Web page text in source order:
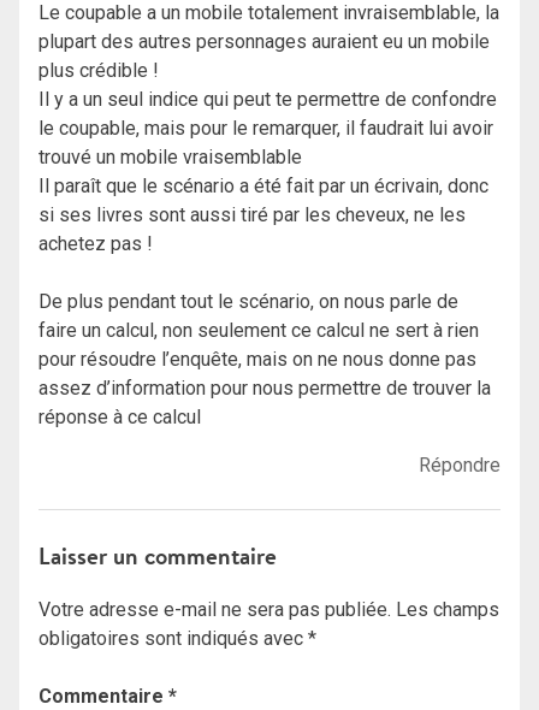
Le coupable a un mobile totalement invraisemblable, la
plupart des autres personnages auraient eu un mobile
plus crédible !
Il y a un seul indice qui peut te permettre de confondre
le coupable, mais pour le remarquer, il faudrait lui avoir
trouvé un mobile vraisemblable
Il paraît que le scénario a été fait par un écrivain, donc
si ses livres sont aussi tiré par les cheveux, ne les
achetez pas !
De plus pendant tout le scénario, on nous parle de
faire un calcul, non seulement ce calcul ne sert à rien
pour résoudre l’enquête, mais on ne nous donne pas
assez d’information pour nous permettre de trouver la
réponse à ce calcul
Répondre
Laisser un commentaire
Votre adresse e-mail ne sera pas publiée. Les champs
obligatoires sont indiqués avec *
Commentaire *